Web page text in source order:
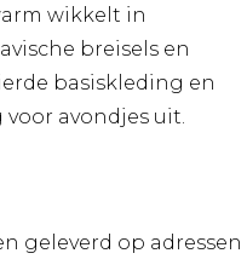
wikkelt in
breisels en
basiskleding en
avondjes uit.
geleverd op adressen